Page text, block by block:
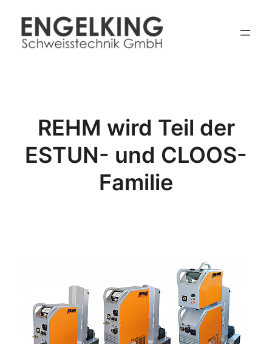
Inhalt
springen
REHM wird Teil der
ESTUN- und CLOOS-
Familie